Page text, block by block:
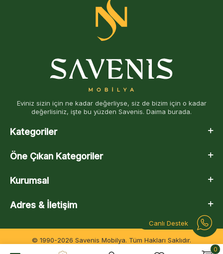
Canlı Destek
0
Eviniz sizin için ne kadar değerliyse, siz de bizim için o kadar
değerlisiniz, işte bu yüzden Savenis. Daima burada.
Kategoriler
Öne Çıkan Kategoriler
Kurumsal
Adres & İletişim
© 1990-2026 Savenis Mobilya. Tüm Hakları Saklıdır.